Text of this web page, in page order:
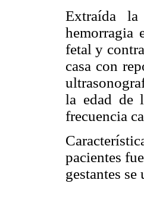
Extraída la
hemorragia
fetal y
casa con
la edad de
frecuencia
pacientes
gestantes